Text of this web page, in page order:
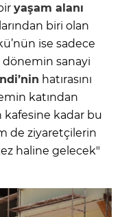
yaşam alanı
biri olan
ise sadece
dönemin sanayi
hatırasını
katından
kafesine kadar bu
de ziyaretçilerin
haline gelecek"